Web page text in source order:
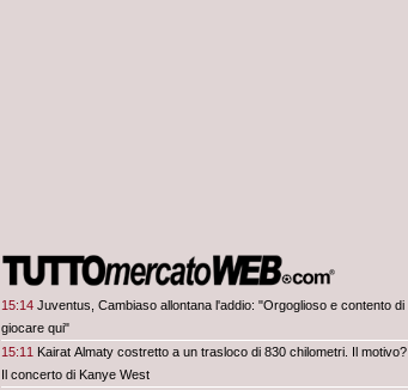
15:14 Juventus, Cambiaso allontana l'addio: "Orgoglioso e contento di
giocare qui"
15:11 Kairat Almaty costretto a un trasloco di 830 chilometri. Il motivo?
Il concerto di Kanye West